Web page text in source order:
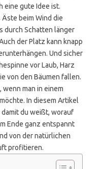
eine gute Idee ist.
beim Wind die
durch Schatten länger
der Platz kann knapp
Und sicher
vor Laub, Harz
von den Bäumen fallen.
wenn man in einem
In diesem Artikel
du weißt, worauf
Ende ganz entspannt
von der natürlichen
profitieren.